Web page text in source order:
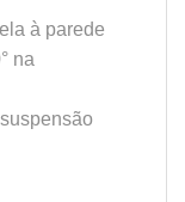
à parede
na